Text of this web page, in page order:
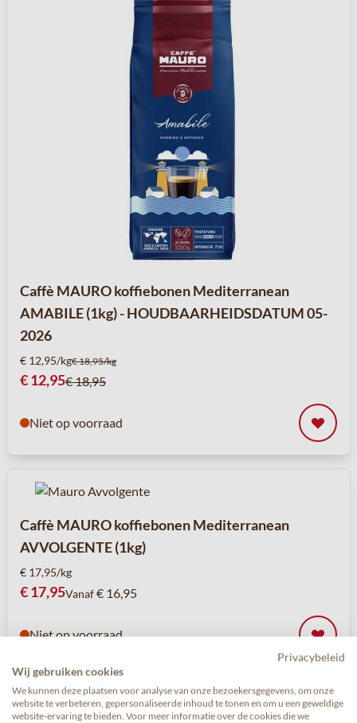
Caffè MAURO koffiebonen Mediterranean
AMABILE (1kg) - HOUDBAARHEIDSDATUM 05-
2026
€ 12,95/kg€ 18,95/kg
Speciale prijs
€ 12,95€ 18,95
Niet op voorraad
Caffè MAURO koffiebonen Mediterranean
AVVOLGENTE (1kg)
€ 17,95/kg
€ 17,95Vanaf€ 16,95
Niet op voorraad
Privacybeleid
Wij gebruiken cookies
We kunnen deze plaatsen voor analyse van onze bezoekersgegevens, om onze
website te verbeteren, gepersonaliseerde inhoud te tonen en om u een geweldige
website-ervaring te bieden. Voor meer informatie over de cookies die we